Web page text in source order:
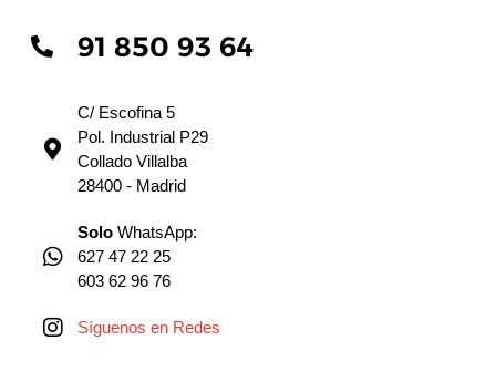
91 850 93 64
C/ Escofina 5
Pol. Industrial P29
Collado Villalba
28400 - Madrid
Solo WhatsApp:
627 47 22 25
603 62 96 76
Síguenos en Redes